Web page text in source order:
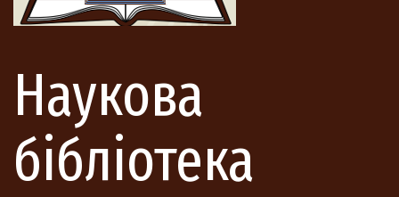
Наукова
бібліотека